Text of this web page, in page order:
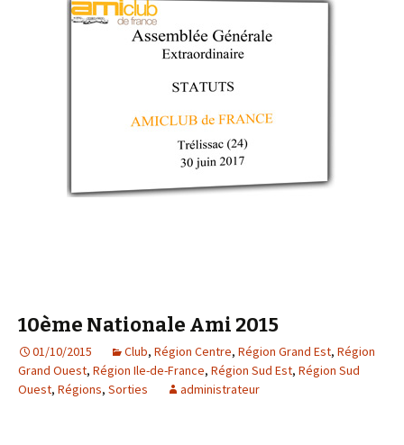
10ème Nationale Ami 2015
01/10/2015 Club, Région Centre, Région Grand Est, Région
Grand Ouest, Région Ile-de-France, Région Sud Est, Région Sud
Ouest, Régions, Sorties administrateur